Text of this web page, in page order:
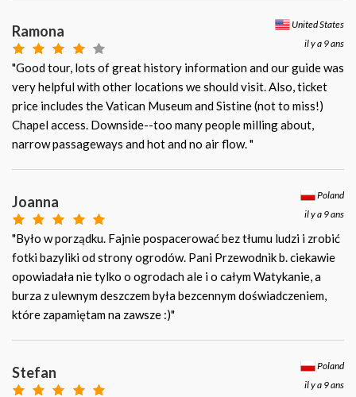
United States
il y a 9 ans
Ramona
"Good tour, lots of great history information and our guide was
very helpful with other locations we should visit. Also, ticket
price includes the Vatican Museum and Sistine (not to miss!)
Chapel access. Downside--too many people milling about,
narrow passageways and hot and no air flow. "
Poland
il y a 9 ans
Joanna
"Było w porządku. Fajnie pospacerować bez tłumu ludzi i zrobić
fotki bazyliki od strony ogrodów. Pani Przewodnik b. ciekawie
opowiadała nie tylko o ogrodach ale i o całym Watykanie, a
burza z ulewnym deszczem była bezcennym doświadczeniem,
które zapamiętam na zawsze :)"
Poland
il y a 9 ans
Stefan